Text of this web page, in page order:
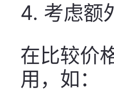
4. 考虑额
在比较价
用，如：